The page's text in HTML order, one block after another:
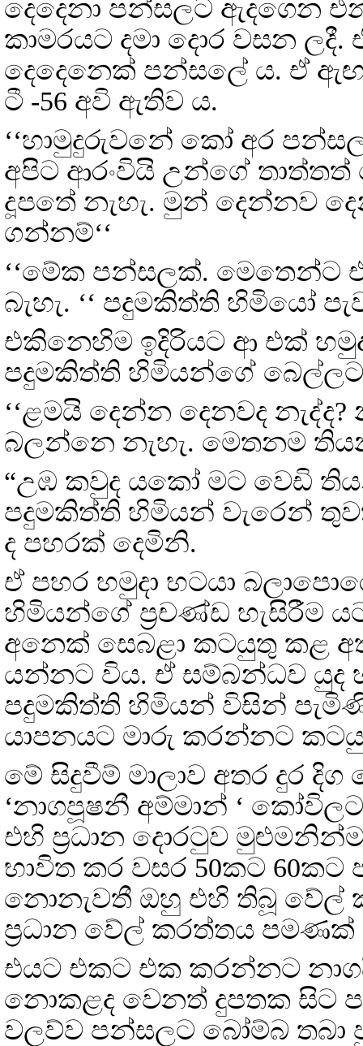
දෙදෙනා පන්සලට ඇදගෙන
කාමරයට දමා දොර වසන
දෙදෙනෙක් පන්සලේ ය. ඒ ඇඟ
ටී -56 අවි ඇතිව ය.
‘‘හාමුදුරුවනේ කෝ අර
අපිට ආරංවියි උන්ගේ
දූපතේ නැහැ. මුන් දෙන්නව
ගන්නම්‘‘
‘‘මේක පන්සලක්. මෙතෙන්ට
බැහැ. ‘‘ පදුමකිත්ති හිමියෝ
එකිනෙහිම ඉදිරියට ආ එක්
පදුමකිත්ති හිමියන්ගේ බෙල්ලට
‘‘ළමයි දෙන්න දෙනවද
බලන්නෙ නැහැ. මෙතනම
“උඹ කවුද යකෝ මට වෙඩි
පදුමකිත්ති හිමියන් වැරෙන්
ද පහරක් දෙමිනි.
ඒ පහර හමුදා භටයා
හිමියන්ගේ ප්‍රචණ්ඩ හැසිරීම
අනෙක් සෙබළා කටයුතු කළ
යන්නට විය. ඒ සම්බන්ධව යුද
පදුමකිත්ති හිමියන් විසින්
යාපනයට මාරු කරන්නට
මේ සිදුවීම් මාලාව අතර දුර
‘නාගපූෂනී අම්මාන් ‘
එහි ප්‍රධාන දොරටුව මුළුමනින්ම
භාවිත කර වසර 50කට
නොනැවතී ඔහු එහි තිබූ වේල්
ප්‍රධාන වේල් කරත්තය
එයට එකට එක කරන්නට
නොකළද වෙනත් දුපතක සිට
වලව්ව පන්සලට බෝම්බ තබා